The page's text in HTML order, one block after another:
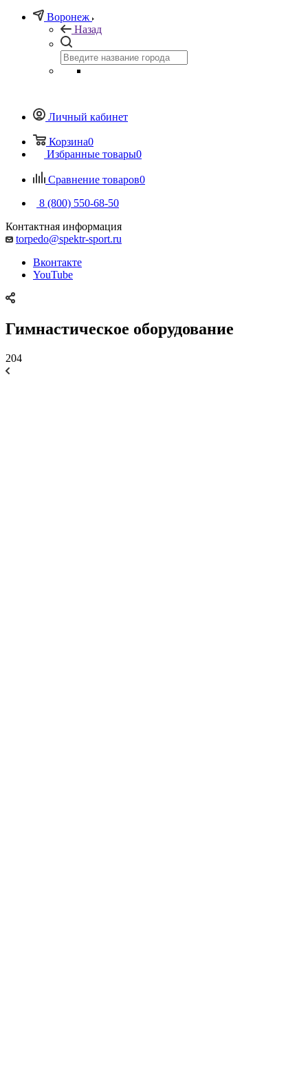
Воронеж
Назад
Личный кабинет
Корзина0
Избранные товары0
Сравнение товаров0
8 (800) 550-68-50
Контактная информация
torpedo@spektr-sport.ru
Вконтакте
YouTube
Гимнастическое оборудование
204